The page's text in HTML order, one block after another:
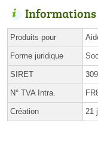
Informations
Produits pour
Forme juridique
SIRET
N° TVA Intra.
Création 21